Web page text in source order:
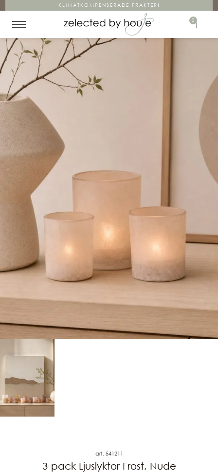
KLIMATKOMPENSERADE FRAKTER!
0
art. 541211
3-pack Ljuslyktor Frost, Nude